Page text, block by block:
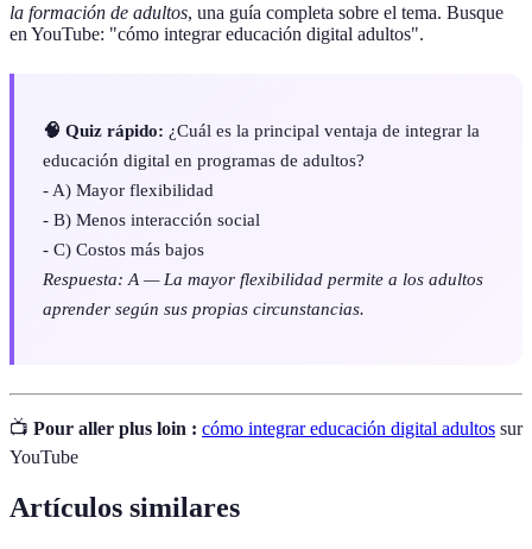
la formación de adultos, una guía completa sobre el tema. Busque
en YouTube: "cómo integrar educación digital adultos".
🧠 Quiz rápido: ¿Cuál es la principal ventaja de integrar la
educación digital en programas de adultos?
- A) Mayor flexibilidad
- B) Menos interacción social
- C) Costos más bajos
Respuesta: A — La mayor flexibilidad permite a los adultos
aprender según sus propias circunstancias.
📺 Pour aller plus loin : cómo integrar educación digital adultos sur
YouTube
Artículos similares